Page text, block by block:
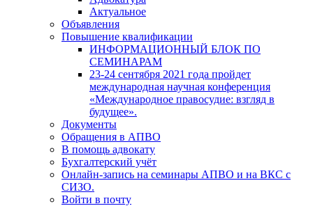
Актуальное
Объявления
Повышение квалификации
ИНФОРМАЦИОННЫЙ БЛОК ПО
СЕМИНАРАМ
23-24 сентября 2021 года пройдет
международная научная конференция
«Международное правосудие: взгляд в
будущее».
Документы
Обращения в АПВО
В помощь адвокату
Бухгалтерский учёт
Онлайн-запись на семинары АПВО и на ВКС с
СИЗО.
Войти в почту